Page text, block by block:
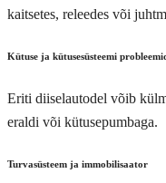
kaitsetes, releedes või
Kütuse ja kütusesüsteemi probleemid
Eriti diiselautodel võib
eraldi või kütusepumbaga.
Turvasüsteem ja immobilisaator